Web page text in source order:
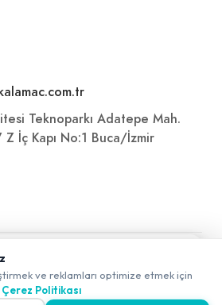
Teknoparkı Adatepe Mah.
İç Kapı No:1 Buca/İzmir
ve reklamları optimize etmek için
Çerez Politikası
keşfedin!
✖